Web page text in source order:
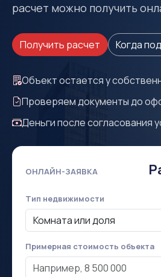
расчет можно получить
Получить расчет Когда
Объект остается у
Проверяем документы до
Деньги после согласования
ОНЛАЙН-ЗАЯВКА
Тип недвижимости
Примерная стоимость объекта